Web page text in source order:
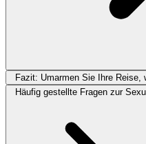
Fazit: Umarmen Sie Ihre Reise,
Häufig gestellte Fragen zur